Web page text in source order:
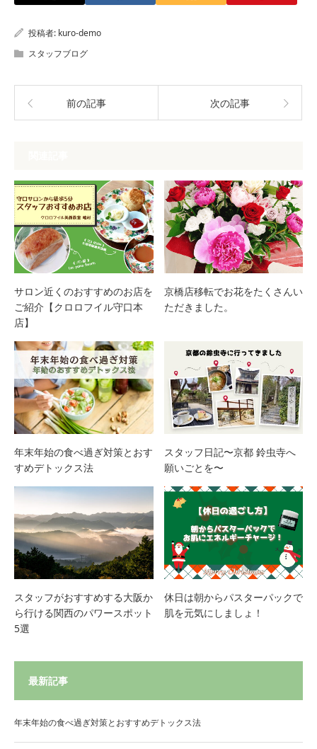
投稿者: kuro-demo
スタッフブログ
前の記事 次の記事
サロン近くのおすすめのお店を
ご紹介【クロロフイル守口本
店】
京橋店移転でお花をたくさんい
ただきました。
年末年始の食べ過ぎ対策とおす
すめデトックス法
スタッフ日記〜京都 鈴虫寺へ
願いごとを〜
スタッフがおすすめする大阪か
ら行ける関西のパワースポット
5選
休日は朝からパスターパックで
肌を元気にしましょ！
最新記事
年末年始の食べ過ぎ対策とおすすめデトックス法